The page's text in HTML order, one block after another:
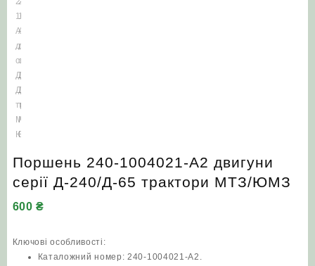
Поршень 240-1004021-А2 двигуни
серії Д‑240/Д-65 трактори МТЗ/ЮМЗ
600₴
Ключові особливості:
Каталожний номер: 240-1004021-А2.